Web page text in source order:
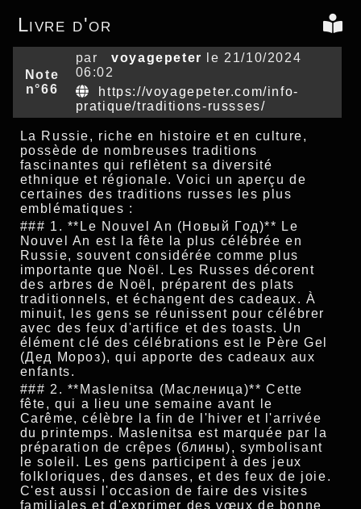
Livre d'or
Note
n°66
par voyagepeter
le 21/10/2024
06:02
https://voyagepeter.com/info-
pratique/traditions-russses/
La Russie, riche en histoire et en culture,
possède de nombreuses traditions
fascinantes qui reflètent sa diversité
ethnique et régionale. Voici un aperçu de
certaines des traditions russes les plus
emblématiques :
### 1. **Le Nouvel An (Новый Год)** Le
Nouvel An est la fête la plus célébrée en
Russie, souvent considérée comme plus
importante que Noël. Les Russes décorent
des arbres de Noël, préparent des plats
traditionnels, et échangent des cadeaux. À
minuit, les gens se réunissent pour célébrer
avec des feux d'artifice et des toasts. Un
élément clé des célébrations est le Père Gel
(Дед Мороз), qui apporte des cadeaux aux
enfants.
### 2. **Maslenitsa (Масленица)** Cette
fête, qui a lieu une semaine avant le
Carême, célèbre la fin de l'hiver et l'arrivée
du printemps. Maslenitsa est marquée par la
préparation de crêpes (блины), symbolisant
le soleil. Les gens participent à des jeux
folkloriques, des danses, et des feux de joie.
C'est aussi l'occasion de faire des visites
familiales et d'exprimer des vœux de bonne